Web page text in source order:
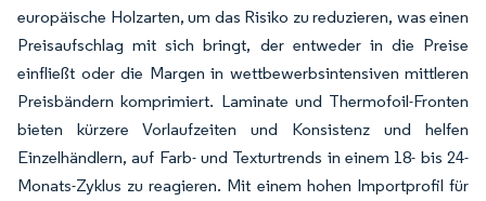
europäische Holzarten, um das Risiko zu reduzieren, was einen
Preisaufschlag mit sich bringt, der entweder in die Preise
einfließt oder die Margen in wettbewerbsintensiven mittleren
Preisbändern komprimiert. Laminate und Thermofoil-Fronten
bieten kürzere Vorlaufzeiten und Konsistenz und helfen
Einzelhändlern, auf Farb- und Texturtrends in einem 18- bis 24-
Monats-Zyklus zu reagieren. Mit einem hohen Importprofil für